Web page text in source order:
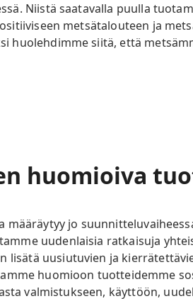
Niistä saatavalla puulla
metsätalouteen ja
huolehdimme siitä, että
huomioiva
määräytyy jo
uudenlaisia ratkaisuja
lisätä uusiutuvien ja
huomioon tuotteidemme
valmistukseen, käyttöön,